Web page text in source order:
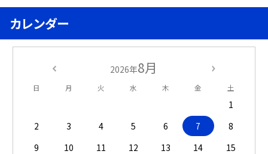
カレンダー
2026年8月
日 月 火 水 木 金 土
1
2
3 4 5 6 7
8
9
10 11 12 13 14
15